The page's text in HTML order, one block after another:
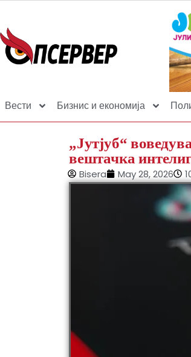
Вести Бизнис и економија
„Јутјуб“
вештачка
Bisera May 28, 2026